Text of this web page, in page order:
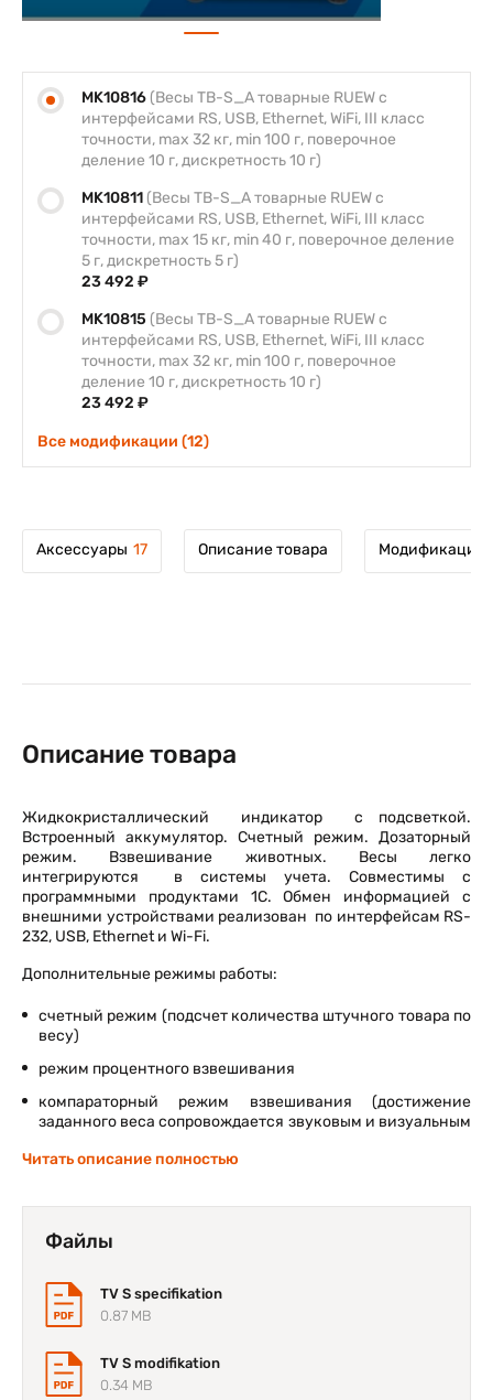
MK10816 (Весы TB-S_A товарные RUEW с
интерфейсами RS, USB, Ethernet, WiFi, III класс
точности, max 32 кг, min 100 г, поверочное
деление 10 г, дискретность 10 г)
MK10811 (Весы TB-S_A товарные RUEW с
интерфейсами RS, USB, Ethernet, WiFi, III класс
точности, max 15 кг, min 40 г, поверочное деление
5 г, дискретность 5 г)
23 492 ₽
MK10815 (Весы TB-S_A товарные RUEW с
интерфейсами RS, USB, Ethernet, WiFi, III класс
точности, max 32 кг, min 100 г, поверочное
деление 10 г, дискретность 10 г)
23 492 ₽
Все модификации (12)
Аксессуары 17 Описание товара Модификации
Описание товара
Жидкокристаллический индикатор с подсветкой.
Встроенный аккумулятор. Счетный режим. Дозаторный
режим. Взвешивание животных. Весы легко
интегрируются в системы учета. Совместимы с
программными продуктами 1С. Обмен информацией с
внешними устройствами реализован по интерфейсам RS-
232, USB, Ethernet и Wi-Fi.
Дополнительные режимы работы:
счетный режим (подсчет количества штучного товара по
весу)
режим процентного взвешивания
компараторный режим взвешивания (достижение
заданного веса сопровождается звуковым и визуальным
взвешивание животных (подвижных грузов)
Читать описание полностью
Файлы
TV S specifikation
0.87 MB
TV S modifikation
0.34 MB